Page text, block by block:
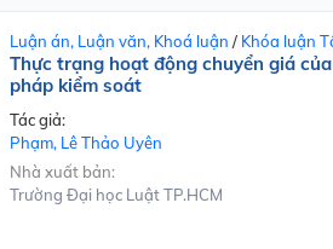
Luận án, Luận văn, Khoá luận / Khóa luận
Thực trạng hoạt động chuyển giá
pháp kiểm soát
Tác giả:
Phạm, Lê Thảo Uyên
Nhà xuất bản:
Trường Đại học Luật TP.HCM